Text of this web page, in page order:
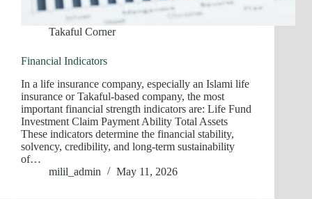
Takaful Corner
Financial Indicators
In a life insurance company, especially an Islami life
insurance or Takaful-based company, the most
important financial strength indicators are: Life Fund
Investment Claim Payment Ability Total Assets
These indicators determine the financial stability,
solvency, credibility, and long-term sustainability
of…
milil_admin
May 11, 2026